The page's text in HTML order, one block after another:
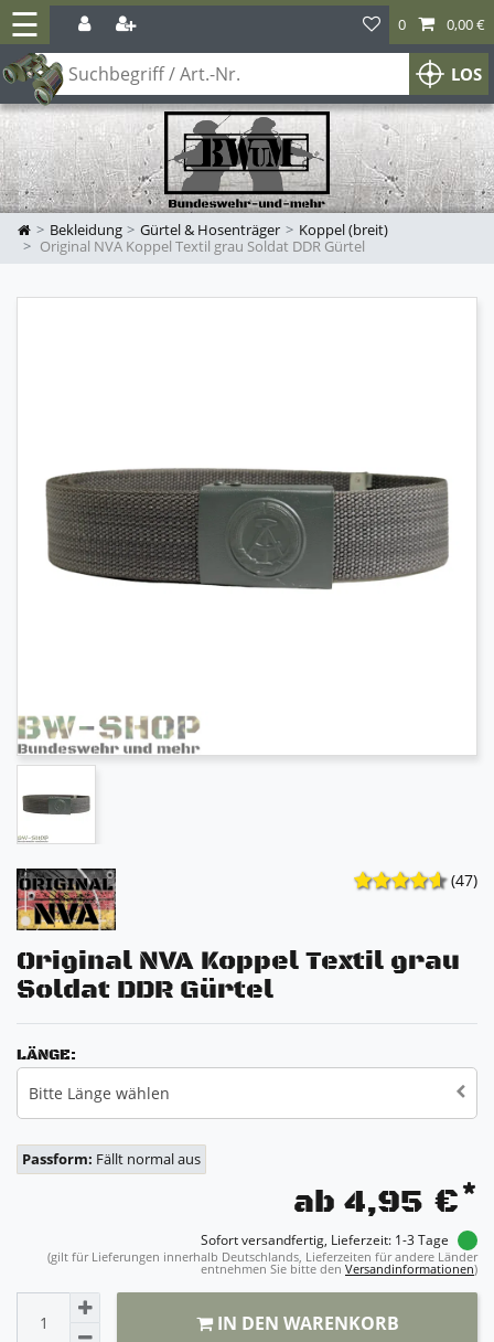
☰
LOS
0 0,00 €
Bekleidung Gürtel & Hosenträger
Koppel (breit)
Original NVA Koppel Textil grau Soldat DDR Gürtel
(47)
Original NVA Koppel Textil grau
Soldat DDR Gürtel
LÄNGE:
Bitte Länge wählen
Passform: Fällt normal aus
ab 4,95 €*
Sofort versandfertig, Lieferzeit: 1-3 Tage
(gilt für Lieferungen innerhalb Deutschlands, Lieferzeiten für andere Länder
entnehmen Sie bitte den Versandinformationen)
IN DEN WARENKORB